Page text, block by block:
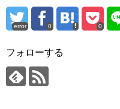
error 0 0
フォローする